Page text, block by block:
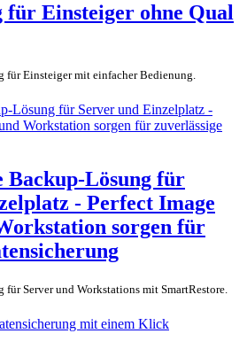
für Einsteiger ohne Qual
für Einsteiger mit einfacher Bedienung.
Backup-Lösung für
- Perfect Image
sorgen für
für Server und Workstations mit SmartRestore.